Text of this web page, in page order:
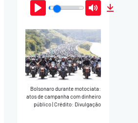
Play Mute
Bolsonaro durante motociata:
atos de campanha com dinheiro
público|Crédito: Divulgação